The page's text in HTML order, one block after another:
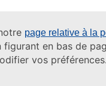
page relative à la
figurant en bas de
vos préférences.